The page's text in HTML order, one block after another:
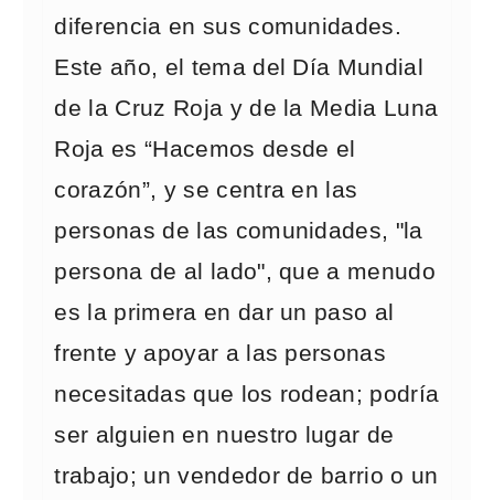
diferencia en sus comunidades.
Este año, el tema del Día Mundial
de la Cruz Roja y de la Media Luna
Roja es “Hacemos desde el
corazón”, y se centra en las
personas de las comunidades, "la
persona de al lado", que a menudo
es la primera en dar un paso al
frente y apoyar a las personas
necesitadas que los rodean; podría
ser alguien en nuestro lugar de
trabajo; un vendedor de barrio o un